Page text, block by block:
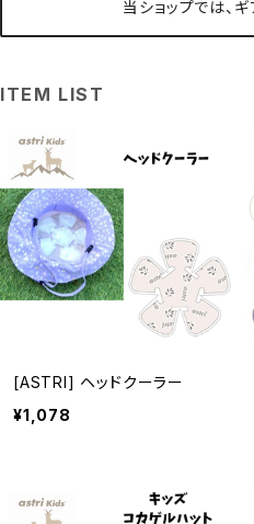
当ショップでは、
ITEM LIST
[ASTRI] ヘッドクーラー
¥1,078